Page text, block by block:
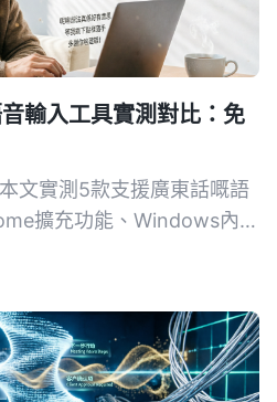
輸入工具實測對比：免
文實測5款支援廣東話嘅語
擴充功能、Windows內